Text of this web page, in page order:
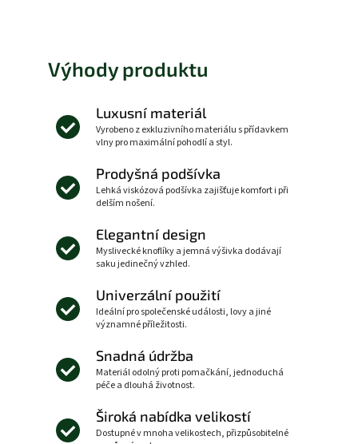
Výhody produktu
Luxusní materiál
Vyrobeno z exkluzivního materiálu s přídavkem
vlny pro maximální pohodlí a styl.
Prodyšná podšívka
Lehká viskózová podšívka zajišťuje komfort i při
delším nošení.
Elegantní design
Myslivecké knoflíky a jemná výšivka dodávají
saku jedinečný vzhled.
Univerzální použití
Ideální pro společenské události, lovy a jiné
významné příležitosti.
Snadná údržba
Materiál odolný proti pomačkání, jednoduchá
péče a dlouhá životnost.
Široká nabídka velikostí
Dostupné v mnoha velikostech, přizpůsobitelné